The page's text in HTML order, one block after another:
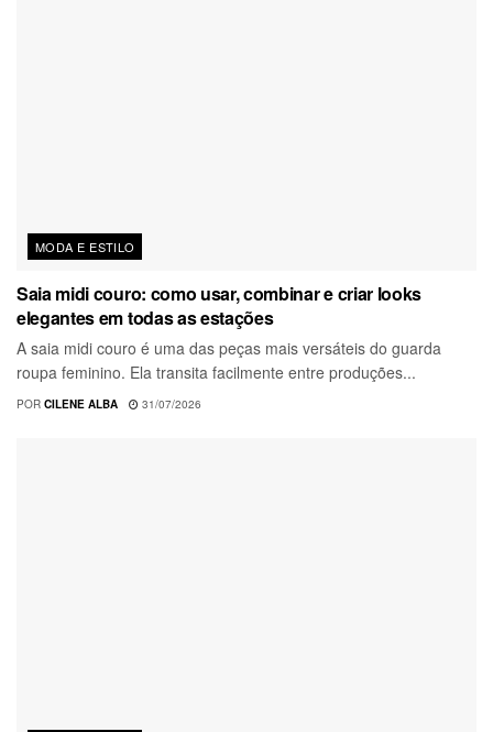
MODA E ESTILO
Saia midi couro: como usar, combinar e criar looks
elegantes em todas as estações
A saia midi couro é uma das peças mais versáteis do guarda
roupa feminino. Ela transita facilmente entre produções...
POR CILENE ALBA 31/07/2026